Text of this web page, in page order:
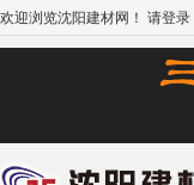
欢迎浏览沈阳建材网！ 请登录